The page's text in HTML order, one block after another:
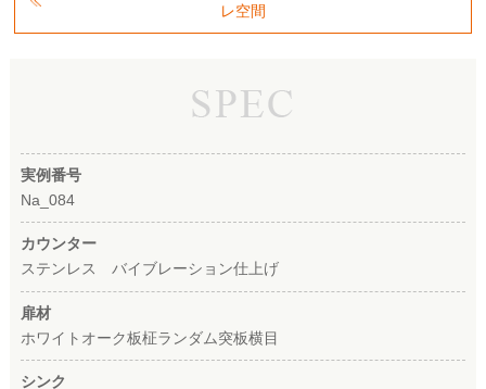
レ空間
実例番号
Na_084
カウンター
ステンレス バイブレーション仕上げ
扉材
ホワイトオーク板柾ランダム突板横目
シンク